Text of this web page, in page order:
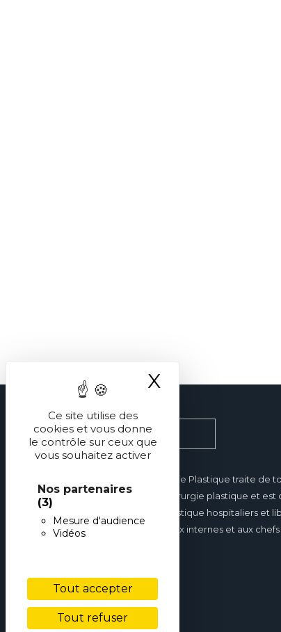
Ce site utilise des
cookies et vous donne
le contrôle sur ceux que
vous souhaitez activer
Nos partenaires
(3)
Mesure d'audience
Vidéos
Tout accepter
Tout refuser
X Masquer
Réalités en Chirurgie Plastique traite de
domaines de la chirurgie plastique et est
aux chirurgiens plastique hospitaliers et
mais également aux internes et aux